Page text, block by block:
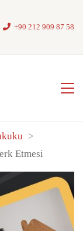
+90 212 909 87 58
>
Etmesi